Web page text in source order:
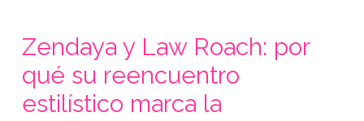
Zendaya y Law Roach: por
qué su reencuentro
estilístico marca la